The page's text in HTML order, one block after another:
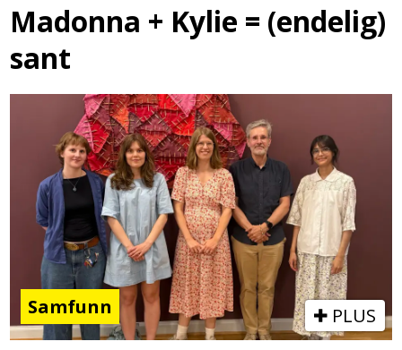
Madonna + Kylie = (endelig)
sant
Samfunn PLUS